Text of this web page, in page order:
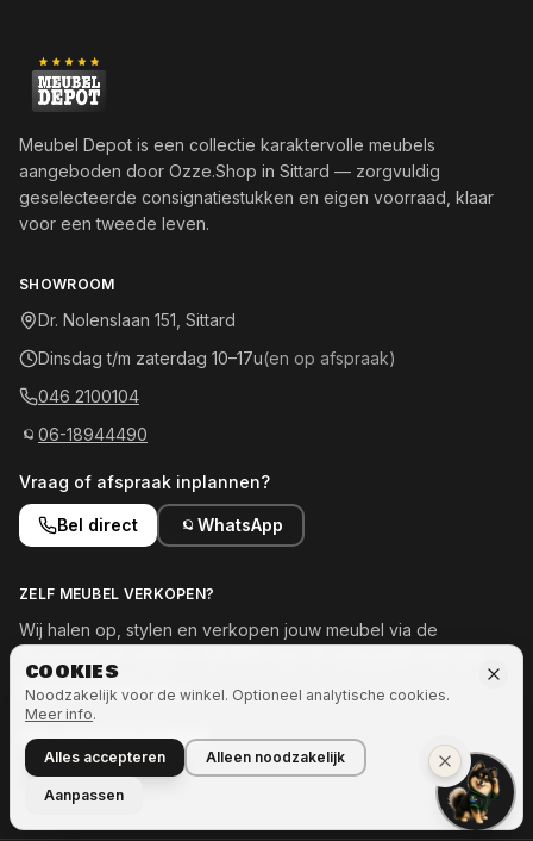
Meubel Depot is een collectie karaktervolle meubels
aangeboden door Ozze.Shop in Sittard — zorgvuldig
geselecteerde consignatiestukken en eigen voorraad, klaar
voor een tweede leven.
SHOWROOM
Dr. Nolenslaan 151, Sittard
Dinsdag t/m zaterdag 10–17u(en op afspraak)
046 2100104
06-18944490
Vraag of afspraak inplannen?
Bel direct WhatsApp
ZELF MEUBEL VERKOPEN?
Wij halen op, stylen en verkopen jouw meubel via de
Meld je meubel aan →
OOK INTERESSE IN MEER?
Naar Ozze.Shop →
COOKIES
Noodzakelijk voor de winkel. Optioneel analytische cookies.
Meer info.
Alles accepteren Alleen noodzakelijk
Aanpassen